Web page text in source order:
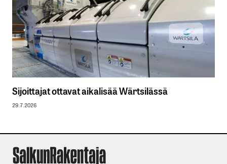
Sijoittajat ottavat aikalisää Wärtsilässä
29.7.2026